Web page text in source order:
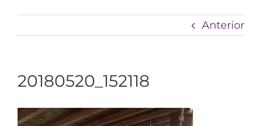
Anterior
20180520_152118